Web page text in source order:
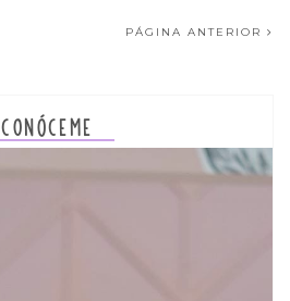
PÁGINA ANTERIOR
CONÓCEME